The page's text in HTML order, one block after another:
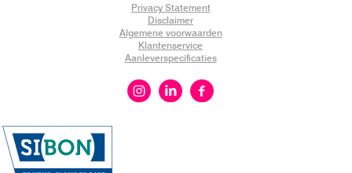
Privacy Statement
Disclaimer
Algemene voorwaarden
Klantenservice
Aanleverspecificaties